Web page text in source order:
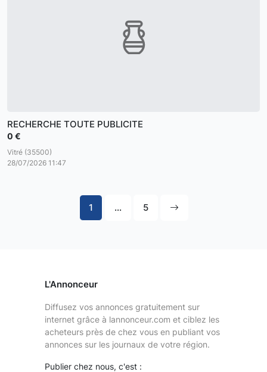
RECHERCHE TOUTE PUBLICITE
0 €
Vitré (35500)
28/07/2026 11:47
1 ... 5
L'Annonceur
Diffusez vos annonces gratuitement sur
internet grâce à lannonceur.com et ciblez les
acheteurs près de chez vous en publiant vos
annonces sur les journaux de votre région.
Publier chez nous, c'est :